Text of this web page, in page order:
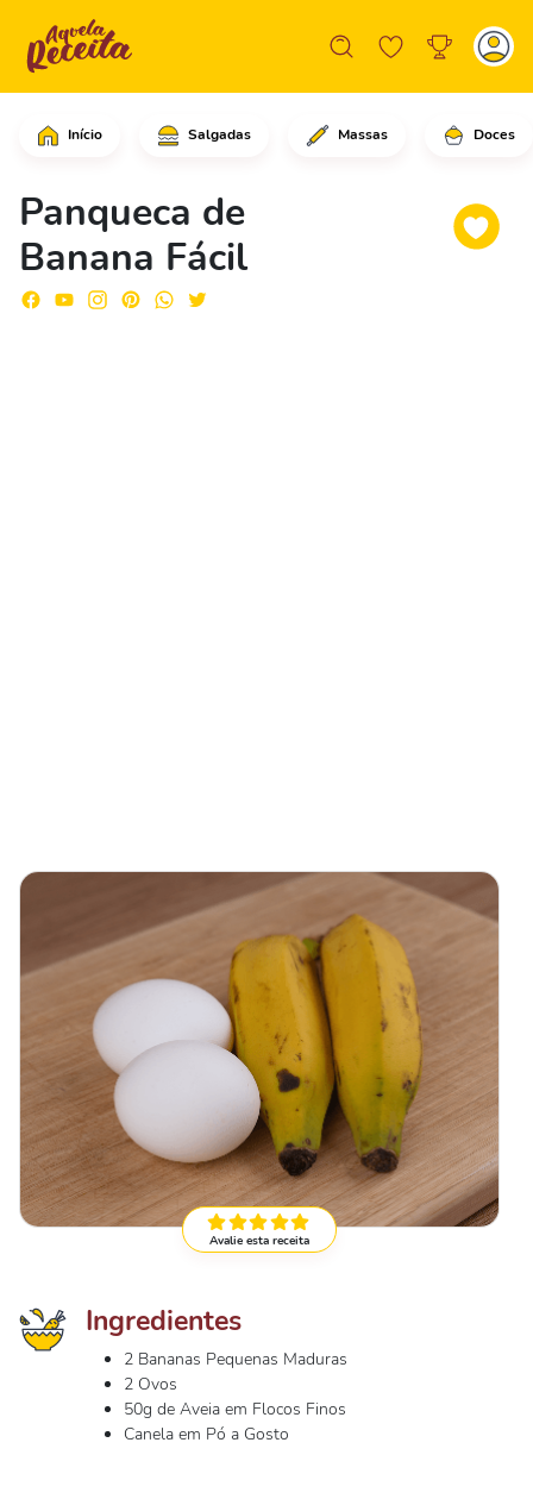
Início Salgadas Massas Doces
Panqueca de
Banana Fácil
Comece descascando as
Avalie esta receita
Ingredientes
2 Bananas Pequenas Maduras
2 Ovos
50g de Aveia em Flocos Finos
Canela em Pó a Gosto